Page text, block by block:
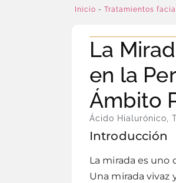
Inicio - Tratamientos
La
en la
Ámbito
Ácido Hialurónico
Introducción
La mirada es uno
Una mirada